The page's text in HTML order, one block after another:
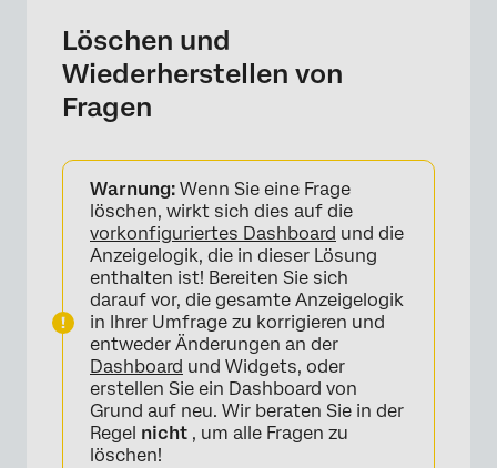
Löschen und
Wiederherstellen von
Fragen
Warnung: Wenn Sie eine Frage
löschen, wirkt sich dies auf die
vorkonfiguriertes Dashboard und die
Anzeigelogik, die in dieser Lösung
enthalten ist! Bereiten Sie sich
darauf vor, die gesamte Anzeigelogik
in Ihrer Umfrage zu korrigieren und
entweder Änderungen an der
Dashboard und Widgets, oder
erstellen Sie ein Dashboard von
Grund auf neu. Wir beraten Sie in der
Regel nicht , um alle Fragen zu
löschen!